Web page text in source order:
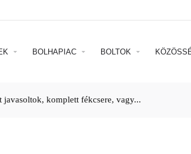
BOLHAPIAC BOLTOK
javasoltok, komplett fékcsere, vagy...